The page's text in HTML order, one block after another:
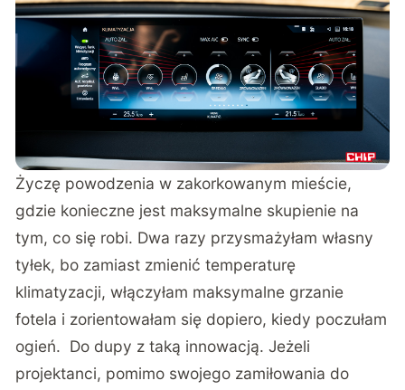
Życzę powodzenia w zakorkowanym mieście,
gdzie konieczne jest maksymalne skupienie na
tym, co się robi. Dwa razy przysmażyłam własny
tyłek, bo zamiast zmienić temperaturę
klimatyzacji, włączyłam maksymalne grzanie
fotela i zorientowałam się dopiero, kiedy poczułam
ogień. Do dupy z taką innowacją. Jeżeli
projektanci, pomimo swojego zamiłowania do